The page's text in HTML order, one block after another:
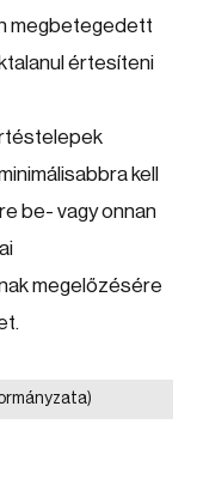
megbetegedett
értesíteni
kell
be- vagy onnan
megelőzésére